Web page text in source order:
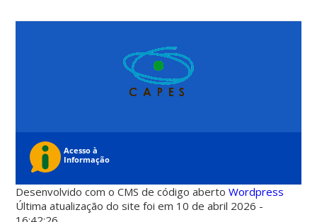
Desenvolvido com o CMS de código abertoWordpress
Última atualização do site foi em 10 de abril 2026 -